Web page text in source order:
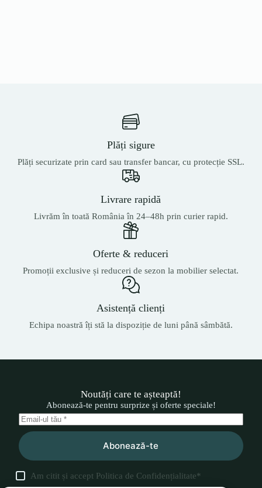
Plăți sigure
Plăți securizate prin card sau transfer bancar, cu protecție SSL.
Livrare rapidă
Livrăm în toată România în 24–48h prin curier rapid.
Oferte & reduceri
Promoții exclusive și reduceri de sezon la mobilier selectat.
Asistență clienți
Echipa noastră îți stă la dispoziție de luni până sâmbătă.
Noutăți care te așteaptă!
Abonează-te pentru surprize și oferte speciale!
Abonează-te
Am citit și accept Politica de Confidențialitate*